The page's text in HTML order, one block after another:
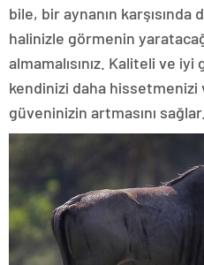
bile, bir aynanın karşısında
halinizle görmenin
almamalısınız. Kaliteli ve iyi
kendinizi daha hissetmenizi
güveninizin artmasını sağlar.